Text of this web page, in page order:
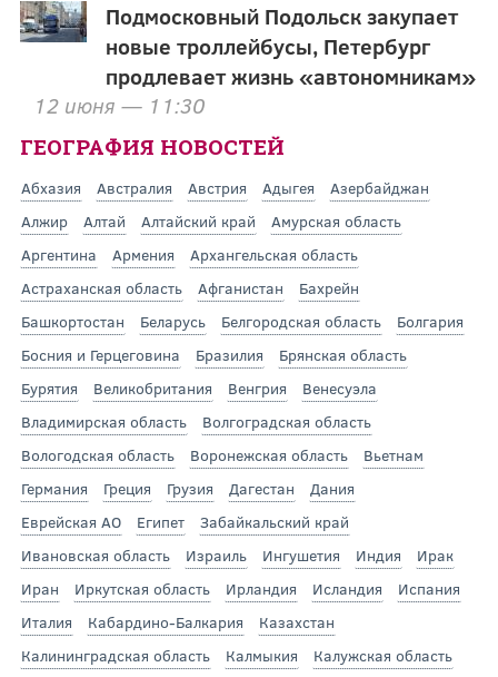
Подмосковный Подольск закупает
новые троллейбусы, Петербург
продлевает жизнь «автономникам»
12 июня — 11:30
ГЕОГРАФИЯ НОВОСТЕЙ
Абхазия Австралия Австрия Адыгея
Азербайджан
Алжир
Алтай Алтайский край
Амурская область
Аргентина
Армения
Архангельская область
Астраханская область
Афганистан
Бахрейн
Башкортостан
Беларусь Белгородская область
Болгария
Босния и Герцеговина
Бразилия
Брянская область
Бурятия
Великобритания Венгрия
Венесуэла
Владимирская область
Волгоградская область
Вологодская область
Воронежская область
Вьетнам
Германия
Греция Грузия Дагестан
Дания
Еврейская АО
Египет
Забайкальский край
Ивановская область
Израиль Ингушетия Индия
Ирак
Иран
Иркутская область Ирландия Исландия
Испания
Италия
Кабардино-Балкария
Казахстан
Калининградская область
Калмыкия
Калужская область